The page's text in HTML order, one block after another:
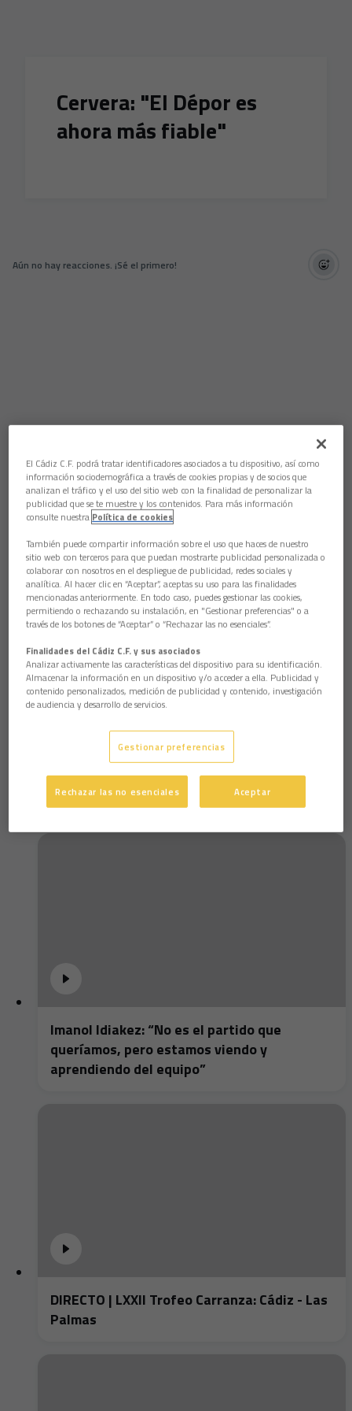
Cervera: "El Dépor es
ahora más fiable"
Aún no hay reacciones. ¡Sé el primero!
Imanol Idiakez: “No es el partido que
queríamos, pero estamos viendo y
aprendiendo del equipo”
DIRECTO | LXXII Trofeo Carranza: Cádiz - Las
Palmas
El Cádiz C.F. podrá tratar identificadores asociados a tu dispositivo, así como
información sociodemográfica a través de cookies propias y de socios que
analizan el tráfico y el uso del sitio web con la finalidad de personalizar la
publicidad que se te muestre y los contenidos. Para más información
consulte nuestra Política de cookies
También puede compartir información sobre el uso que haces de nuestro
sitio web con terceros para que puedan mostrarte publicidad personalizada o
colaborar con nosotros en el despliegue de publicidad, redes sociales y
analítica. Al hacer clic en “Aceptar”, aceptas su uso para las finalidades
mencionadas anteriormente. En todo caso, puedes gestionar las cookies,
permitiendo o rechazando su instalación, en "Gestionar preferencias" o a
través de los botones de “Aceptar” o “Rechazar las no esenciales”.
Finalidades del Cádiz C.F. y sus asociados
Analizar activamente las características del dispositivo para su identificación.
Almacenar la información en un dispositivo y/o acceder a ella. Publicidad y
contenido personalizados, medición de publicidad y contenido, investigación
de audiencia y desarrollo de servicios.
Gestionar preferencias
Rechazar las no esenciales Aceptar